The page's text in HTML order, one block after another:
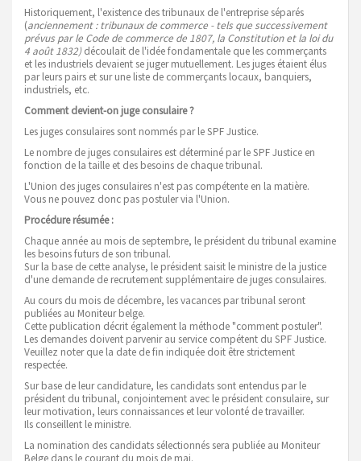
Historiquement, l'existence des tribunaux de l'entreprise séparés
(anciennement : tribunaux de commerce - tels que successivement
prévus par le Code de commerce de 1807, la Constitution et la loi du
4 août 1832)découlait de l'idée fondamentale que les commerçants
et les industriels devaient se juger mutuellement. Les juges étaient élus
par leurs pairs et sur une liste de commerçants locaux, banquiers,
industriels, etc.
Comment devient-on juge consulaire ?
Les juges consulaires sont nommés par le SPF Justice.
Le nombre de juges consulaires est déterminé par le SPF Justice en
fonction de la taille et des besoins de chaque tribunal.
L'Union des juges consulaires n'est pas compétente en la matière.
Vous ne pouvez donc pas postuler via l'Union.
Procédure résumée :
Chaque année au mois de septembre, le président du tribunal examine
les besoins futurs de son tribunal.
Sur la base de cette analyse, le président saisit le ministre de la justice
d'une demande de recrutement supplémentaire de juges consulaires.
Au cours du mois de décembre, les vacances par tribunal seront
publiées au Moniteur belge.
Cette publication décrit également la méthode "comment postuler".
Les demandes doivent parvenir au service compétent du SPF Justice.
Veuillez noter que la date de fin indiquée doit être strictement
respectée.
Sur base de leur candidature, les candidats sont entendus par le
président du tribunal, conjointement avec le président consulaire, sur
leur motivation, leurs connaissances et leur volonté de travailler.
Ils conseillent le ministre.
La nomination des candidats sélectionnés sera publiée au Moniteur
Belge dans le courant du mois de mai.